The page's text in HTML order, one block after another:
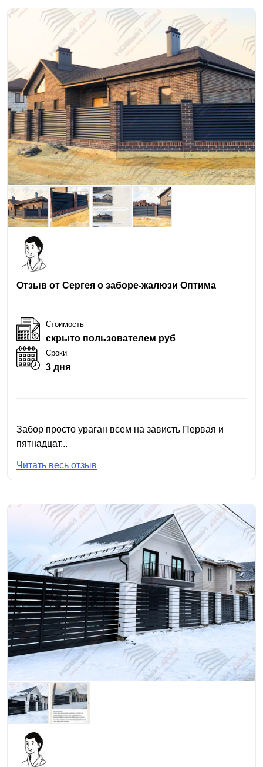
Отзыв от Сергея о заборе-жалюзи Оптима
Стоимость
скрыто пользователем руб
Сроки
3 дня
Забор просто ураган всем на зависть Первая и
пятнадцат...
Читать весь отзыв